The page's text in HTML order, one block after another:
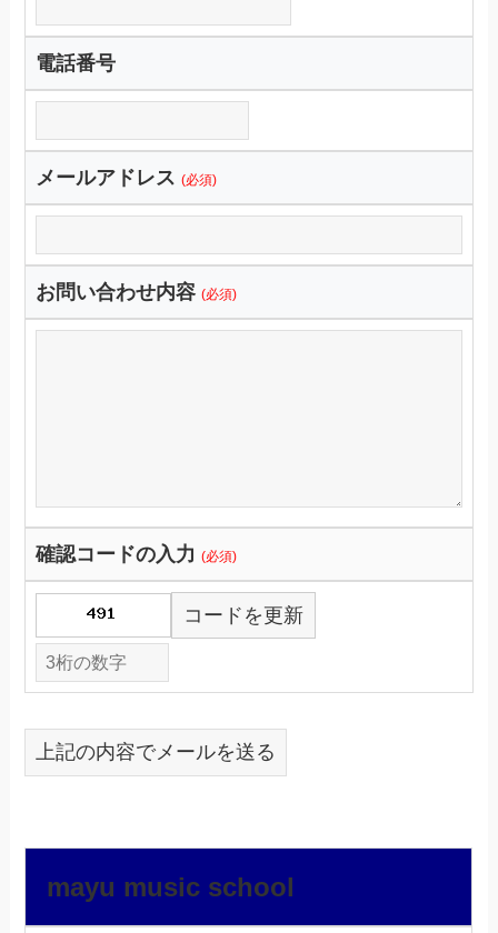
電話番号
メールアドレス (必須)
お問い合わせ内容 (必須)
確認コードの入力(必須)
コードを更新
上記の内容でメールを送る
mayu music school